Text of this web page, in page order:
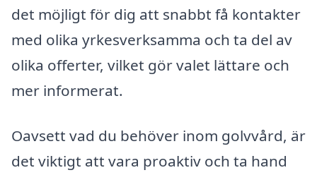
det möjligt för dig att snabbt få kontakter
med olika yrkesverksamma och ta del av
olika offerter, vilket gör valet lättare och
mer informerat.
Oavsett vad du behöver inom golvvård, är
det viktigt att vara proaktiv och ta hand